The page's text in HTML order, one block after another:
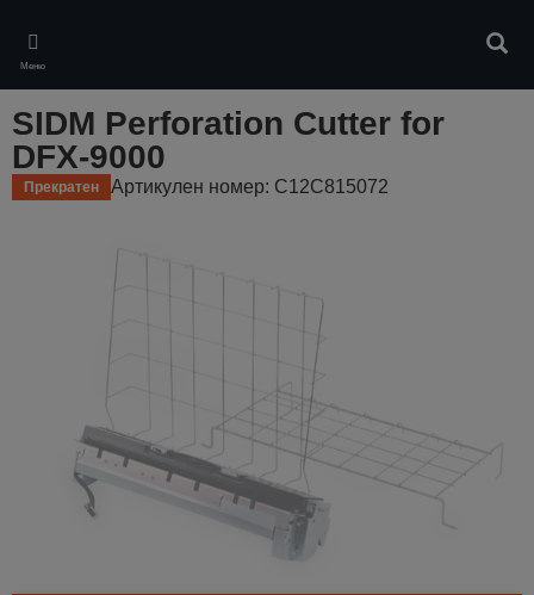
main
content
Меню
SIDM Perforation Cutter for
DFX-9000
Прекратен Артикулен номер: C12C815072